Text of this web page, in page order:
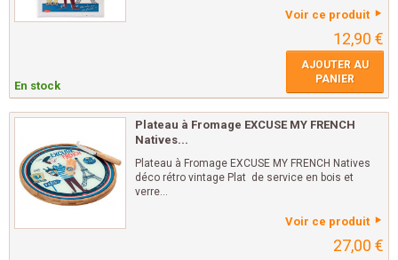
Voir ce produit
12,90 €
En stock
AJOUTER AU
PANIER
Plateau à Fromage EXCUSE MY FRENCH
Natives...
Plateau à Fromage EXCUSE MY FRENCH Natives
déco rétro vintage Plat de service en bois et
verre...
Voir ce produit
27,00 €